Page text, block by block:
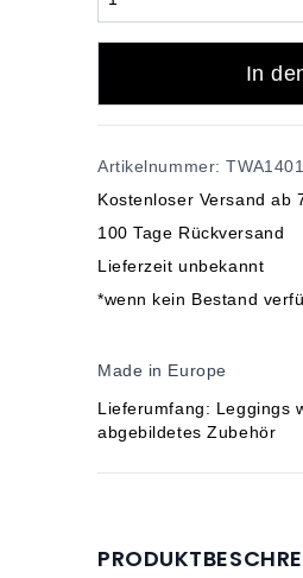
In
Artikelnummer:
Kostenloser Versand ab
100 Tage Rückversand
Lieferzeit unbekannt
*wenn kein Bestand
Made in Europe
Lieferumfang: Leggings
abgebildetes Zubehör